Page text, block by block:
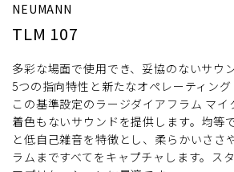
NEUMANN
TLM 107
多彩な場面で使用でき、妥協のないサウ
5つの指向特性と新たなオペレーティング
この基準設定のラージダイアフラム マ
着色もないサウンドを提供します。均等
と低自己雑音を特徴とし、柔らかいささ
ラムまですべてをキャプチャします。ス